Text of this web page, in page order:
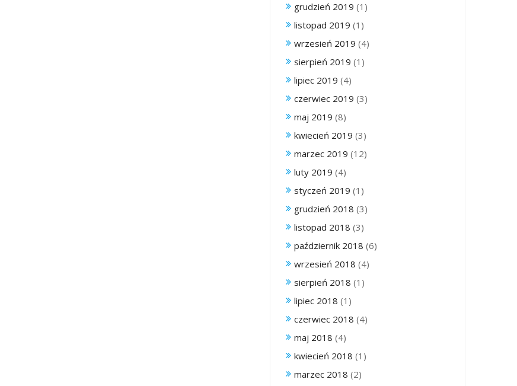
grudzień 2019 (1)
listopad 2019 (1)
wrzesień 2019 (4)
sierpień 2019 (1)
lipiec 2019 (4)
czerwiec 2019 (3)
maj 2019 (8)
kwiecień 2019 (3)
marzec 2019 (12)
luty 2019 (4)
styczeń 2019 (1)
grudzień 2018 (3)
listopad 2018 (3)
październik 2018 (6)
wrzesień 2018 (4)
sierpień 2018 (1)
lipiec 2018 (1)
czerwiec 2018 (4)
maj 2018 (4)
kwiecień 2018 (1)
marzec 2018 (2)